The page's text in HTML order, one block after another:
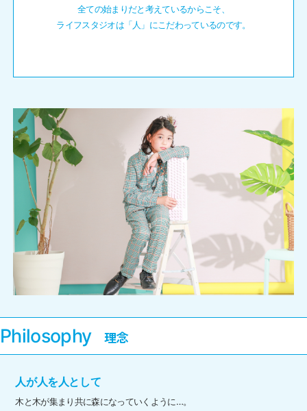
全ての始まりだと考えているからこそ、
ライフスタジオは「人」にこだわっているのです。
Philosophy
人が人を人として
木と木が集まり共に森になっていくように…。